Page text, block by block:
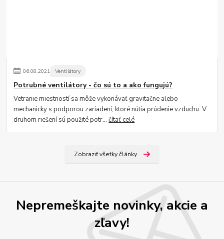
06.08.2021 Ventilátory
Potrubné ventilátory - čo sú to a ako fungujú?
Vetranie miestností sa môže vykonávať gravitačne alebo
mechanicky s podporou zariadení, ktoré nútia prúdenie vzduchu. V
druhom riešení sú použité potr...čítať celé
Zobraziť všetky články
Nepremeškajte novinky, akcie a
zľavy!